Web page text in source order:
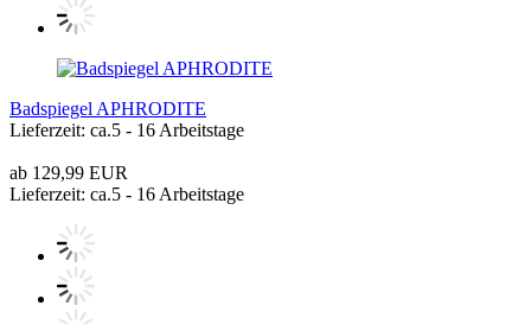
Badspiegel APHRODITE
Lieferzeit: ca.5 - 16 Arbeitstage
ab 129,99 EUR
Lieferzeit: ca.5 - 16 Arbeitstage